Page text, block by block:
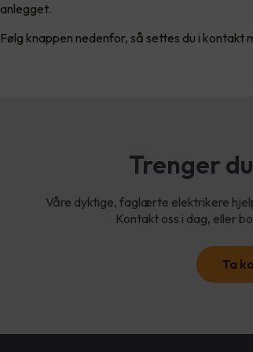
anlegget.
Følg knappen nedenfor, så settes du i kontakt
Trenger
Våre dyktige, faglærte elektrikere
Kontakt oss i dag, eller
Ta